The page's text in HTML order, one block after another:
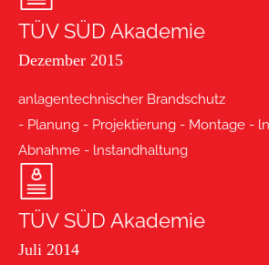
TÜV SÜD Akademie
Dezember 2015
anlagentechnischer Brandschutz
- Planung - Projektierung - Montage -
Abnahme - lnstandhaltung
TÜV SÜD Akademie
Juli 2014